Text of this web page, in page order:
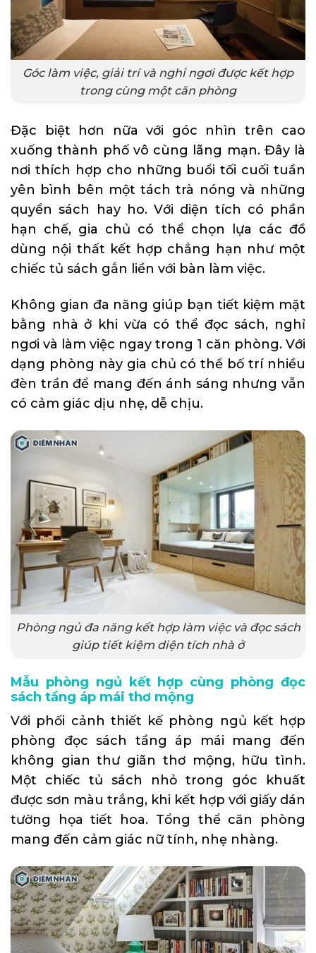
Góc làm việc, giải trí và nghỉ ngơi được kết hợp
trong cùng một căn phòng
Đặc biệt hơn nữa với góc nhìn trên cao
xuống thành phố vô cùng lãng mạn. Đây là
nơi thích hợp cho những buổi tối cuối tuần
yên bình bên một tách trà nóng và những
quyển sách hay ho. Với diện tích có phần
hạn chế, gia chủ có thể chọn lựa các đồ
dùng nội thất kết hợp chẳng hạn như một
chiếc tủ sách gắn liền với bàn làm việc.
Không gian đa năng giúp bạn tiết kiệm mặt
bằng nhà ở khi vừa có thể đọc sách, nghỉ
ngơi và làm việc ngay trong 1 căn phòng. Với
dạng phòng này gia chủ có thể bố trí nhiều
đèn trần để mang đến ánh sáng nhưng vẫn
có cảm giác dịu nhẹ, dễ chịu.
Phòng ngủ đa năng kết hợp làm việc và đọc sách
giúp tiết kiệm diện tích nhà ở
Mẫu phòng ngủ kết hợp cùng phòng đọc
sách tầng áp mái thơ mộng
Với phối cảnh thiết kế phòng ngủ kết hợp
phòng đọc sách tầng áp mái mang đến
không gian thư giãn thơ mộng, hữu tình.
Một chiếc tủ sách nhỏ trong góc khuất
được sơn màu trắng, khi kết hợp với giấy dán
tường họa tiết hoa. Tổng thể căn phòng
mang đến cảm giác nữ tính, nhẹ nhàng.